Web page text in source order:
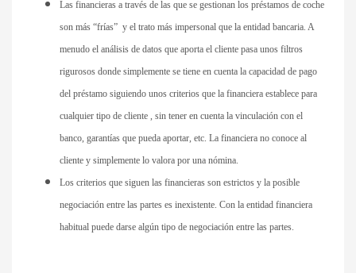
Las financieras a través de las que se gestionan los préstamos de coche
son más “frías” y el trato más impersonal que la entidad bancaria. A
menudo el análisis de datos que aporta el cliente pasa unos filtros
rigurosos donde simplemente se tiene en cuenta la capacidad de pago
del préstamo siguiendo unos criterios que la financiera establece para
cualquier tipo de cliente , sin tener en cuenta la vinculación con el
banco, garantías que pueda aportar, etc. La financiera no conoce al
cliente y simplemente lo valora por una nómina.
Los criterios que siguen las financieras son estrictos y la posible
negociación entre las partes es inexistente. Con la entidad financiera
habitual puede darse algún tipo de negociación entre las partes.